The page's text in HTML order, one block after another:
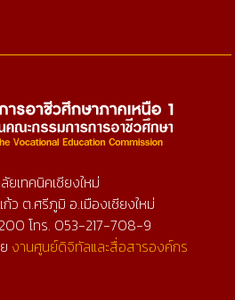
ยเทคนิคเชียงใหม่
ก้ว ต.ศรีภูมิ อ.เมืองเชียงใหม่
โทร. 053-217-708-9
งานศูนย์ดิจิทัลและสื่อสารองค์กร